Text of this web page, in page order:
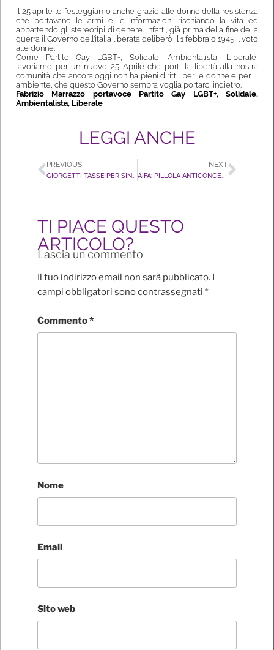
Il 25 aprile lo festeggiamo anche grazie alle donne della resistenza
che portavano le armi e le informazioni rischiando la vita ed
abbattendo gli stereotipi di genere. Infatti, già prima della fine della
guerra il Governo dell'italia liberata deliberò il 1 febbraio 1945 il voto
alle donne.
Come Partito Gay LGBT+, Solidale, Ambientalista, Liberale,
lavoriamo per un nuovo 25 Aprile che porti la libertà alla nostra
comunità che ancora oggi non ha pieni diritti, per le donne e per L
ambiente, che questo Governo sembra voglia portarci indietro.
Fabrizio Marrazzo portavoce Partito Gay LGBT+, Solidale,
Ambientalista, Liberale
LEGGI ANCHE
PREVIOUS NEXT
AIFA: PILLOLA ANTICONCEZIONALE E PREP GRATUITE. BENE SI ATTUINO IN TUTTE LE REGIONI SENZA IDEOLOGIE, MA CHIEDIAMO ANCHE PRESERVATIVI GRATIS PER I GIOVANI
TI PIACE QUESTO
ARTICOLO?
Lascia un commento
Il tuo indirizzo email non sarà pubblicato. I
campi obbligatori sono contrassegnati *
Commento*
Nome
Email
Sito web